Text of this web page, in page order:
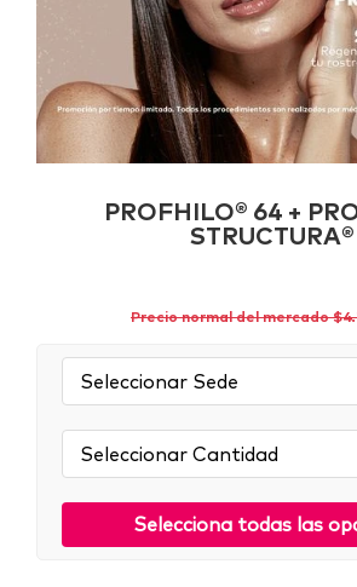
PROFHILO® 64 +
STRUCTURA®
Precio normal del mercado
Sede:
Cantidad:
Selecciona todas las